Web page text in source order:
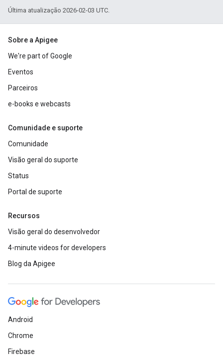
Última atualização 2026-02-03 UTC.
Sobre a Apigee
We're part of Google
Eventos
Parceiros
e-books e webcasts
Comunidade e suporte
Comunidade
Visão geral do suporte
Status
Portal de suporte
Recursos
Visão geral do desenvolvedor
4-minute videos for developers
Blog da Apigee
Android
Chrome
Firebase